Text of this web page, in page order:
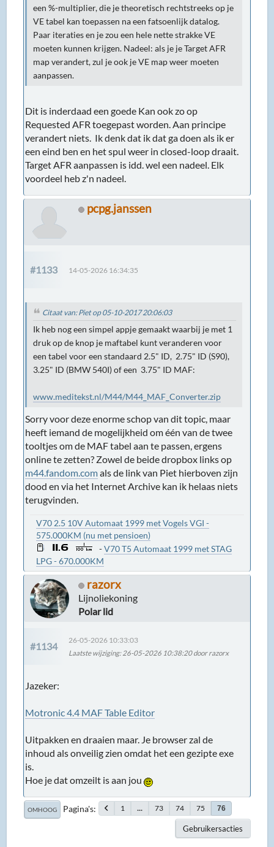
een %-multiplier, die je theoretisch rechtstreeks op je
VE tabel kan toepassen na een fatsoenlijk datalog.
Paar iteraties en je zou een hele nette strakke VE
moeten kunnen krijgen. Nadeel: als je je Target AFR
map verandert, zul je ook je VE map weer moeten
aanpassen.
Dit is inderdaad een goede Kan ook zo op
Requested AFR toegepast worden. Aan principe
verandert niets. Ik denk dat ik dat ga doen als ik er
een eind ben en het spul weer in closed-loop draait.
Target AFR aanpassen is idd. wel een nadeel. Elk
voordeel heb z'n nadeel.
pcpg.janssen
#1133 14-05-2026 16:34:35
Citaat van: Piet op 05-10-2017 20:06:03
Ik heb nog een simpel appje gemaakt waarbij je met 1
druk op de knop je maftabel kunt veranderen voor
een tabel voor een standaard 2.5" ID, 2.75" ID (S90),
3.25" ID (BMW 540I) of een 3.75" ID MAF:
www.meditekst.nl/M44/M44_MAF_Converter.zip
Sorry voor deze enorme schop van dit topic, maar
heeft iemand de mogelijkheid om één van de twee
tooltjes om de MAF tabel aan te passen, ergens
online te zetten? Zowel de beide dropbox links op
m44.fandom.comals de link van Piet hierboven zijn
dood en via het Internet Archive kan ik helaas niets
terugvinden.
V70 2.5 10V Automaat 1999 met Vogels VGI -
575.000KM (nu met pensioen)
-V70 T5 Automaat 1999 met STAG
LPG - 670.000KM
razorx
Lijnoliekoning
Polar lid
#1134
26-05-2026 10:33:03
Laatste wijziging: 26-05-2026 10:38:20 door razorx
Jazeker:
Motronic 4.4 MAF Table Editor
Uitpakken en draaien maar. Je browser zal de
inhoud als onveilig zien omdat het een gezipte exe
is.
Hoe je dat omzeilt is aan jou
OMHOOG Pagina's 1 ... 73 74 75 76
Gebruikersacties